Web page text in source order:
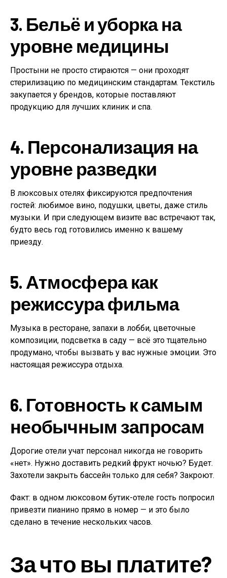
3. Бельё и уборка на
уровне медицины
Простыни не просто стираются — они проходят
стерилизацию по медицинским стандартам. Текстиль
закупается у брендов, которые поставляют
продукцию для лучших клиник и спа.
4. Персонализация на
уровне разведки
В люксовых отелях фиксируются предпочтения
гостей: любимое вино, подушки, цветы, даже стиль
музыки. И при следующем визите вас встречают так,
будто весь год готовились именно к вашему
приезду.
5. Атмосфера как
режиссура фильма
Музыка в ресторане, запахи в лобби, цветочные
композиции, подсветка в саду — всё это тщательно
продумано, чтобы вызвать у вас нужные эмоции. Это
настоящая режиссура отдыха.
6. Готовность к самым
необычным запросам
Дорогие отели учат персонал никогда не говорить
«нет». Нужно доставить редкий фрукт ночью? Будет.
Захотели закрыть бассейн только для себя? Закроют.
Факт: в одном люксовом бутик-отеле гость попросил
привезти пианино прямо в номер — и это было
сделано в течение нескольких часов.
За что вы платите?